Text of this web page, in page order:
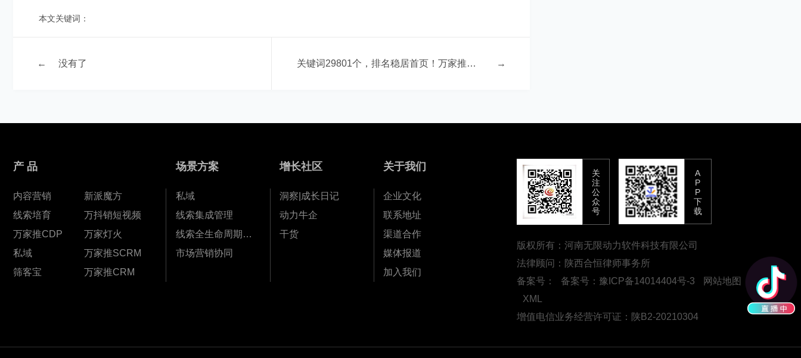
本文关键词：
← 没有了 关键词29801个，排名稳居首页！万家推为建筑企业打造互联网强矩阵！ →
产 品
内容营销
新派魔方
线索培育
万抖销短视频
万家推CDP
万家灯火
私域
万家推SCRM
筛客宝
万家推CRM
场景方案
私域
线索集成管理
线索全生命周期孵化
市场营销协同
增长社区
洞察|成长日记
动力牛企
干货
关于我们
企业文化
联系地址
渠道合作
媒体报道
加入我们
关
注
公
众
号
A
P
P
下
载
版权所有：河南无限动力软件科技有限公司
法律顾问：陕西合恒律师事务所
备案号：
备案号：豫ICP备14014404号-3 网站地图
RSS
XML
增值电信业务经营许可证：陕B2-20210304